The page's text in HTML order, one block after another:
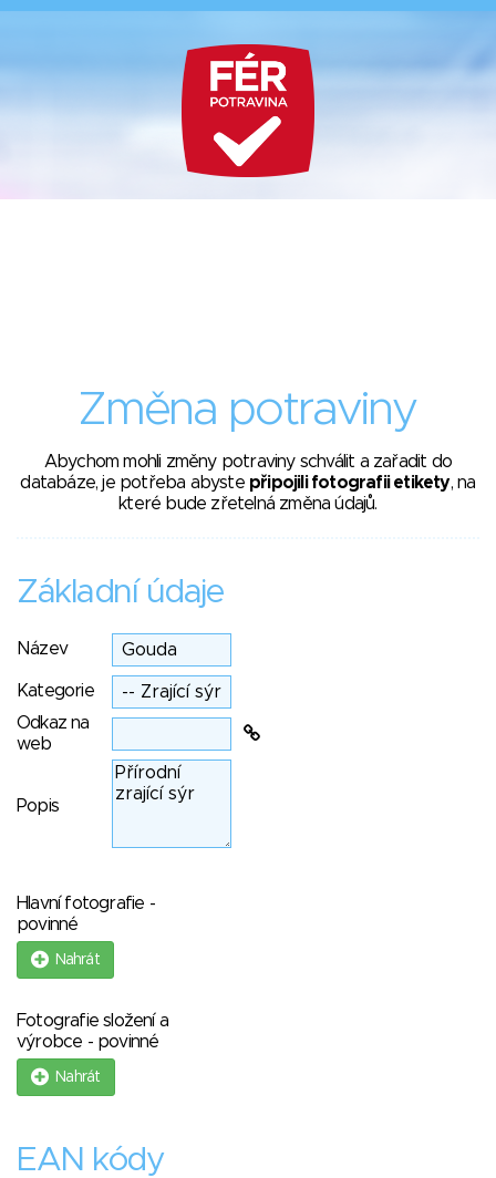
Změna potraviny
Abychom mohli změny potraviny schválit a zařadit do
databáze, je potřeba abyste připojili fotografii etikety, na
které bude zřetelná změna údajů.
Základní údaje
Název
Kategorie
Odkaz na
web
Popis
Hlavní fotografie -
povinné
Nahrát
Fotografie složení a
výrobce - povinné
Nahrát
EAN kódy